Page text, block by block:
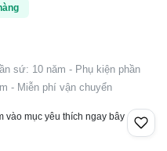
sứ: 10 năm - Phụ kiện phần
- Miễn phí vận chuyển
vào mục yêu thích ngay bây